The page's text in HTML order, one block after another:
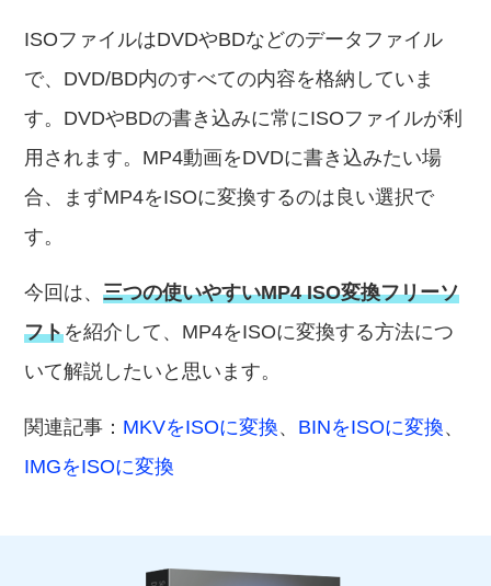
ISOファイルはDVDやBDなどのデータファイル
で、DVD/BD内のすべての内容を格納していま
す。DVDやBDの書き込みに常にISOファイルが利
用されます。MP4動画をDVDに書き込みたい場
合、まずMP4をISOに変換するのは良い選択で
す。
今回は、三つの使いやすいMP4 ISO変換フリーソ
フトを紹介して、MP4をISOに変換する方法につ
いて解説したいと思います。
関連記事： MKVをISOに変換、 BINをISOに変換、
IMGをISOに変換